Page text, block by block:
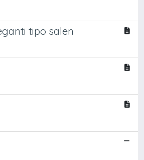
tipo salen